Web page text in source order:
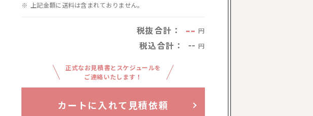
上記金額に送料は含まれておりません。
税抜合計： -- 円
税込合計： -- 円
正式なお見積書とスケジュールを
ご連絡いたします！
カートに入れて見積依頼